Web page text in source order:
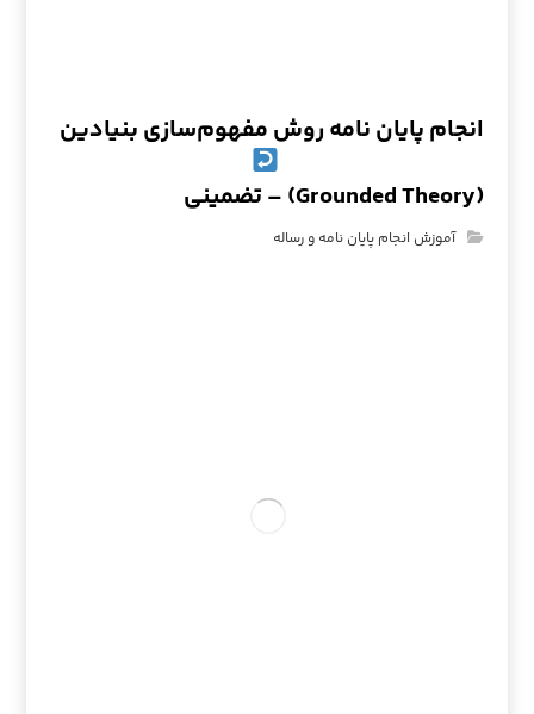
انجام پایان نامه روش مفهوم‌سازی بنیادین
(Grounded Theory) – تضمینی
آموزش انجام پایان نامه و رساله